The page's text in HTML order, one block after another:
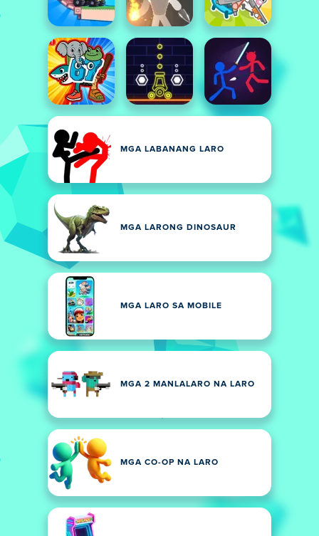
MGA LABANANG LARO
MGA LARONG DINOSAUR
MGA LARO SA MOBILE
MGA 2 MANLALARO NA LARO
MGA CO-OP NA LARO